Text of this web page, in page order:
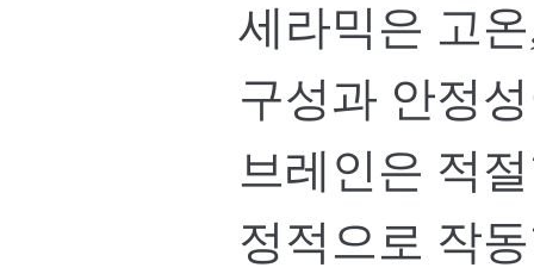
세라믹은 고
구성과 안정
브레인은 적
정적으로 작